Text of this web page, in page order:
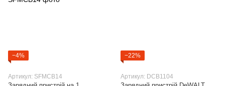
−4%
Артикул: SFMCB14
−22%
Артикул: DCB1104